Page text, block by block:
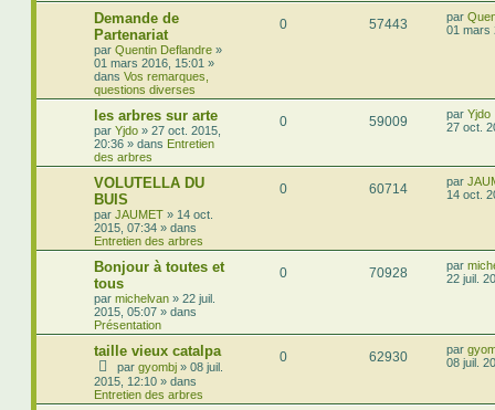
Demande de
Partenariat
par Quentin Deflandre »
01 mars 2016, 15:01 »
dans Vos remarques,
questions diverses
0 57443 par
01 mars
les arbres sur arte
par Yjdo » 27 oct. 2015,
20:36 » dans Entretien
des arbres
0 59009 par Yjdo
27 oct.
VOLUTELLA DU
BUIS
par JAUMET » 14 oct.
2015, 07:34 » dans
Entretien des arbres
0 60714 par
14 oct.
Bonjour à toutes et
tous
par michelvan » 22 juil.
2015, 05:07 » dans
Présentation
0 70928 par
22 juil.
taille vieux catalpa
par gyombj » 08 juil.
2015, 12:10 » dans
Entretien des arbres
0 62930 par
08 juil.